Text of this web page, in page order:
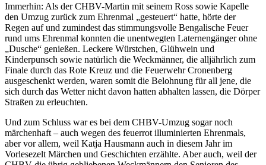
Immerhin: Als der CHBV-Martin mit seinem Ross sowie Kapelle
den Umzug zurück zum Ehrenmal „gesteuert“ hatte, hörte der
Regen auf und zumindest das stimmungsvolle Bengalische Feuer
rund ums Ehrenmal konnten die unentwegten Laternengänger ohne
„Dusche“ genießen. Leckere Würstchen, Glühwein und
Kinderpunsch sowie natürlich die Weckmänner, die alljährlich zum
Finale durch das Rote Kreuz und die Feuerwehr Cronenberg
ausgeschenkt werden, waren somit die Belohnung für all jene, die
sich durch das Wetter nicht davon hatten abhalten lassen, die Dörper
Straßen zu erleuchten.
Und zum Schluss war es bei dem CHBV-Umzug sogar noch
märchenhaft – auch wegen des feuerrot illuminierten Ehrenmals,
aber vor allem, weil Katja Hausmann auch in diesem Jahr im
Vorlesezelt Märchen und Geschichten erzählte. Aber auch, weil der